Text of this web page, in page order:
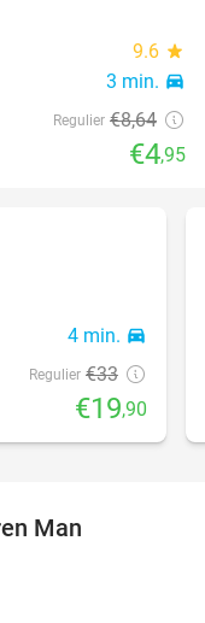
9.6 star
3 min. directions_car
Regulier €8,64
€4,95
4 min. directions_car
Regulier €33
€19,90
Man